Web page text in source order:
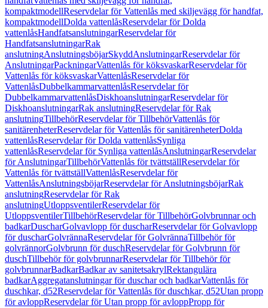
kompaktmodellReservdelar för Vattenlås med skiljevägg för handfat,
kompaktmodellDolda vattenlåsReservdelar för Dolda
vattenlåsHandfatsanslutningarReservdelar för
HandfatsanslutningarRak
anslutningAnslutningsböjarSkyddAnslutningarReservdelar för
AnslutningarPackningarVattenlås för köksvaskarReservdelar för
Vattenlås för köksvaskarVattenlåsReservdelar för
VattenlåsDubbelkammarvattenlåsReservdelar för
DubbelkammarvattenlåsDiskhoanslutningarReservdelar för
DiskhoanslutningarRak anslutningReservdelar för Rak
anslutningTillbehörReservdelar för TillbehörVattenlås för
sanitärenheterReservdelar för Vattenlås för sanitärenheterDolda
vattenlåsReservdelar för Dolda vattenlåsSynliga
vattenlåsReservdelar för Synliga vattenlåsAnslutningarReservdelar
för AnslutningarTillbehörVattenlås för tvättställReservdelar för
Vattenlås för tvättställVattenlåsReservdelar för
VattenlåsAnslutningsböjarReservdelar för AnslutningsböjarRak
anslutningReservdelar för Rak
anslutningUtloppsventilerReservdelar för
UtloppsventilerTillbehörReservdelar för TillbehörGolvbrunnar och
badkarDuscharGolvavlopp för duscharReservdelar för Golvavlopp
för duscharGolvrännaReservdelar för GolvrännaTillbehör för
golvrännorGolvbrunn för duschReservdelar för Golvbrunn för
duschTillbehör för golvbrunnarReservdelar för Tillbehör för
golvbrunnarBadkarBadkar av sanitetsakrylRektangulära
badkarAggregatanslutningar för duschar och badkarVattenlås för
duschkar, d52Reservdelar för Vattenlås för duschkar, d52Utan propp
för avloppReservdelar för Utan propp för avloppPropp för